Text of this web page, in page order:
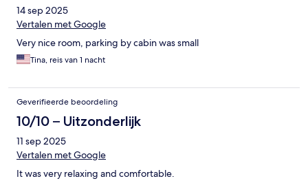
14 sep 2025
Vertalen met Google
Very nice room, parking by cabin was small
Tina, reis van 1 nacht
Geverifieerde beoordeling
10/10 – Uitzonderlijk
11 sep 2025
Vertalen met Google
It was very relaxing and comfortable.